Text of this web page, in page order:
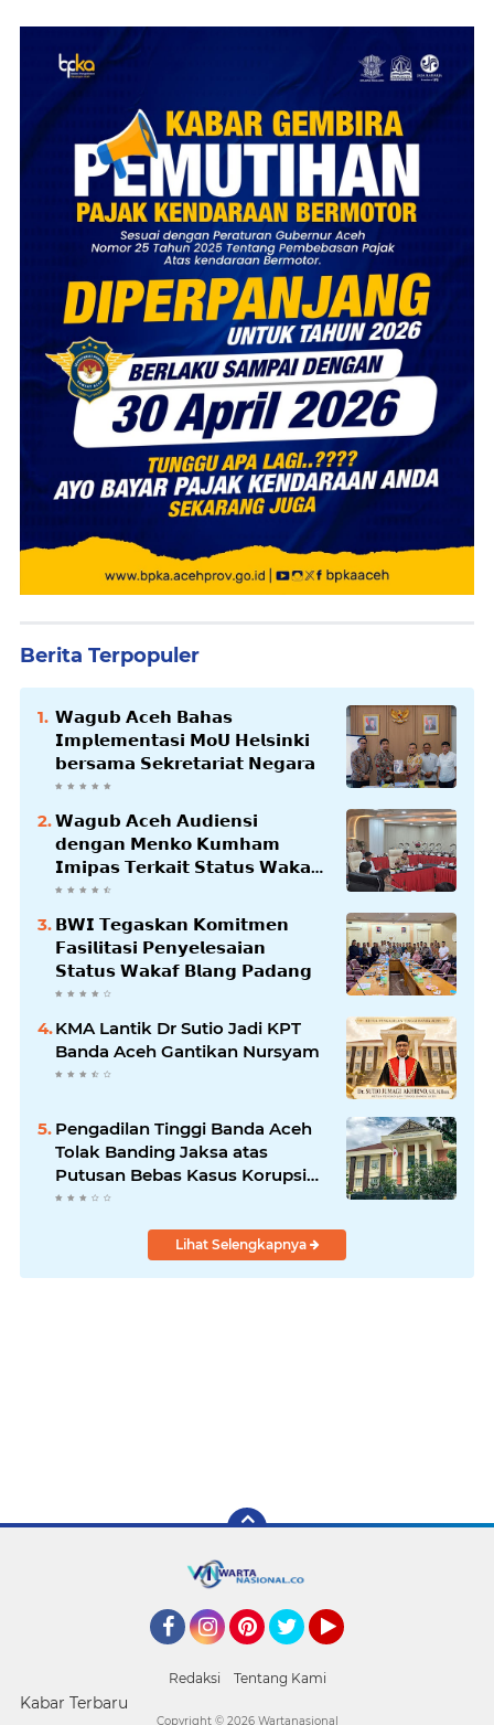
Berita Terpopuler
𝗪𝗮𝗴𝘂𝗯 𝗔𝗰𝗲𝗵 𝗕𝗮𝗵𝗮𝘀
𝗜𝗺𝗽𝗹𝗲𝗺𝗲𝗻𝘁𝗮𝘀𝗶 𝗠𝗼𝗨 𝗛𝗲𝗹𝘀𝗶𝗻𝗸𝗶
𝗯𝗲𝗿𝘀𝗮𝗺𝗮 𝗦𝗲𝗸𝗿𝗲𝘁𝗮𝗿𝗶𝗮𝘁 𝗡𝗲𝗴𝗮𝗿𝗮
𝗪𝗮𝗴𝘂𝗯 𝗔𝗰𝗲𝗵 𝗔𝘂𝗱𝗶𝗲𝗻𝘀𝗶
𝗱𝗲𝗻𝗴𝗮𝗻 𝗠𝗲𝗻𝗸𝗼 𝗞𝘂𝗺𝗵𝗮𝗺
𝗜𝗺𝗶𝗽𝗮𝘀 𝗧𝗲𝗿𝗸𝗮𝗶𝘁 𝗦𝘁𝗮𝘁𝘂𝘀 𝗪𝗮𝗸𝗮𝗳
𝗕𝗹𝗮𝗻𝗴𝗽𝗮𝗱𝗮𝗻𝗴
𝗕𝗪𝗜 𝗧𝗲𝗴𝗮𝘀𝗸𝗮𝗻 𝗞𝗼𝗺𝗶𝘁𝗺𝗲𝗻
𝗙𝗮𝘀𝗶𝗹𝗶𝘁𝗮𝘀𝗶 𝗣𝗲𝗻𝘆𝗲𝗹𝗲𝘀𝗮𝗶𝗮𝗻
𝗦𝘁𝗮𝘁𝘂𝘀 𝗪𝗮𝗸𝗮𝗳 𝗕𝗹𝗮𝗻𝗴 𝗣𝗮𝗱𝗮𝗻𝗴
KMA Lantik Dr Sutio Jadi KPT
Banda Aceh Gantikan Nursyam
Pengadilan Tinggi Banda Aceh
Tolak Banding Jaksa atas
Putusan Bebas Kasus Korupsi
Wastafel
Lihat Selengkapnya
Redaksi Tentang Kami
Kabar Terbaru
Copyright © 2026 Wartanasional